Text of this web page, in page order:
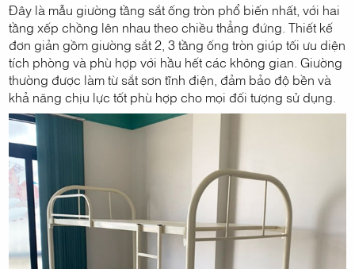
Đây là mẫu giường tầng sắt ống tròn phổ biến nhất, với hai
tầng xếp chồng lên nhau theo chiều thẳng đứng. Thiết kế
đơn giản gồm giường sắt 2, 3 tầng ống tròn giúp tối ưu diện
tích phòng và phù hợp với hầu hết các không gian. Giường
thường được làm từ sắt sơn tĩnh điện, đảm bảo độ bền và
khả năng chịu lực tốt phù hợp cho mọi đối tượng sử dụng.